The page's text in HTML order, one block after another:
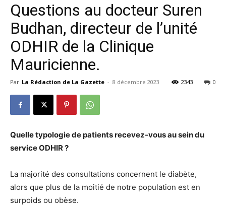
Questions au docteur Suren
Budhan, directeur de l’unité
ODHIR de la Clinique
Mauricienne.
Par La Rédaction de La Gazette - 8 décembre 2023 0
2343
Quelle typologie de patients recevez-vous au sein du
service ODHIR ?
La majorité des consultations concernent le diabète,
alors que plus de la moitié de notre population est en
surpoids ou obèse.